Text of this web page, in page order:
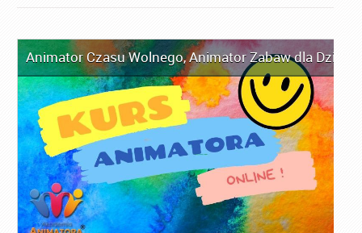
Animator Czasu Wolnego,Animator Zabaw dla Dzieci